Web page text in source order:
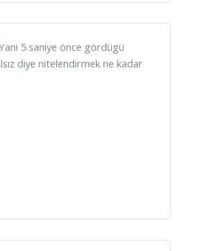
5 saniye önce gördügü
diye nitelendirmek ne kadar